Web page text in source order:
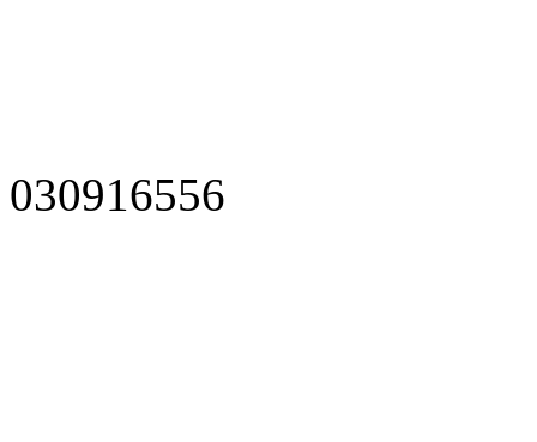
030916556